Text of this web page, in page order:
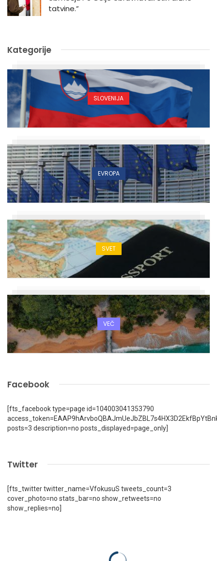
tatvine.”
Kategorije
SLOVENIJA
EVROPA
SVET
VEČ
Facebook
[fts_facebook type=page id=104003041353790
posts=3 description=no posts_displayed=page_only]
Twitter
[fts_twitter twitter_name=VfokusuS tweets_count=3
cover_photo=no stats_bar=no show_retweets=no
show_replies=no]